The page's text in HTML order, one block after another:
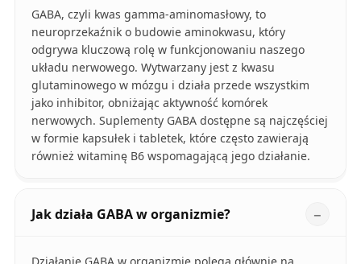
GABA, czyli kwas gamma-aminomasłowy, to
neuroprzekaźnik o budowie aminokwasu, który
odgrywa kluczową rolę w funkcjonowaniu naszego
układu nerwowego. Wytwarzany jest z kwasu
glutaminowego w mózgu i działa przede wszystkim
jako inhibitor, obniżając aktywność komórek
nerwowych. Suplementy GABA dostępne są najczęściej
w formie kapsułek i tabletek, które często zawierają
również witaminę B6 wspomagającą jego działanie.
Jak działa GABA w organizmie?